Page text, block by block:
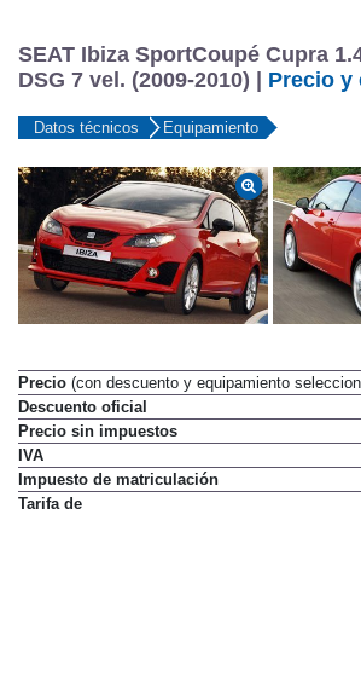
SEAT Ibiza SportCoupé Cupra
DSG 7 vel. (2009-2010) | Precio y
Datos técnicos Equipamiento
Precio (con descuento y equipamiento
Descuento oficial
Precio sin impuestos
IVA
Impuesto de matriculación
Tarifa de